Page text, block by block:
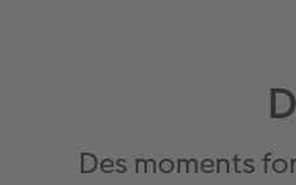
Des moments